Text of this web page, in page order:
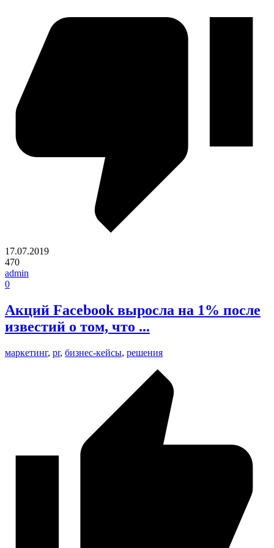
17.07.2019
470
admin
0
Акций Facebook выросла на 1% после
известий о том, что ...
маркетинг, pr, бизнес-кейсы, решения